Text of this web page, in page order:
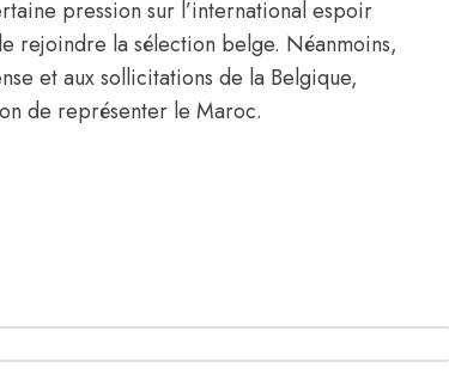
pression sur l’international espoir
rejoindre la sélection belge. Néanmoins,
et aux sollicitations de la Belgique,
de représenter le Maroc.